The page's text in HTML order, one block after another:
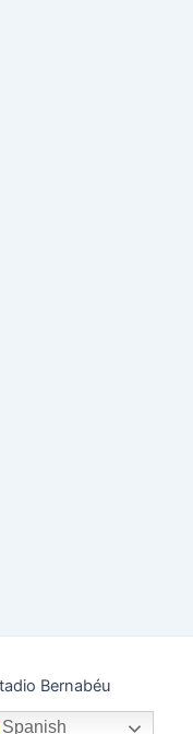
Bernabéu
Spanish